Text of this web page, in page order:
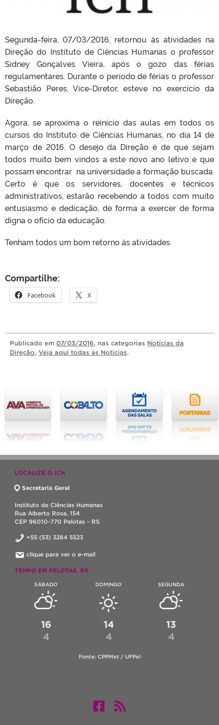
Segunda-feira, 07/03/2016, retornou às atividades na
Direção do Instituto de Ciências Humanas o professor
Sidney Gonçalves Vieira, após o gozo das férias
regulamentares. Durante o período de férias o professor
Sebastião Peres, Vice-Diretor, esteve no exercício da
Direção.
Agora, se aproxima o reinício das aulas em todos os
cursos do Instituto de Ciências Humanas, no dia 14 de
março de 2016. O desejo da Direção é de que sejam
todos muito bem vindos a este novo ano letivo e que
possam encontrar na universidade a formação buscada.
Certo é que os servidores, docentes e técnicos
administrativos, estarão recebendo a todos com muito
entusiasmo e dedicação, de forma a exercer de forma
digna o ofício da educação.
Tenham todos um bom retorno às atividades.
Compartilhe:
Facebook X
Publicado em 07/03/2016, nas categorias Notícias da
Direção, Veja aqui todas as Notícias.
LOCALIZE O ICH
Secretaria Geral
Instituto de Ciências Humanas
Rua Alberto Rosa, 154
CEP 96010-770 Pelotas - RS
+55 (53) 3284 5523
clique para ver o e-mail
TEMPO EM PELOTAS, RS
SÁBADO
16
4
DOMINGO
14
4
SEGUNDA
13
4
Fonte: CPPMet / UFPel